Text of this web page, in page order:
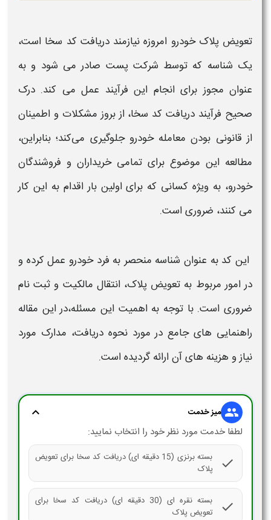
تعویض پلاک خودرو امروزه نیازمنددریافت کد سخا است،
یک شناسه که توسط شرکت پست صادر می‌ شود و به
عنوان مجوز برای انجام این فرآیند عمل می‌ کند. درک
صحیح فرآیند دریافت کد سخا، از بروز مشکلات و اطمینان
از قانونی بودن معامله خودرو جلوگیری می‌کند؛ بنابراین،
مطالعه این موضوع برای تمامی خریداران و فروشندگان
خودرو، به ویژه کسانی که برای اولین بار اقدام به این کار
می‌ کنند، ضروری است.
این کد به عنوان شناسه منحصر به‌ فرد خودرو عمل کرده و
در امور مربوط به تعویض پلاک، انتقال مالکیت و ثبت نام
ضروری است. با توجه به اهمیت این مسئله،در این مقاله
راهنمایی‌ های جامع در موردنحوه دریافت، مدارک مورد
نیاز و هزینه‌ های آن ارائه گردیده است.
group میز خدمت expand_more
لطفا خدمت مورد نظر خود را انتخاب نمایید:
check
بسته برنزی (15 دقیقه ای) دریافت کد سخا برای تعویض
پلاک
check
بسته نقره ای (30 دقیقه ای) دریافت کد سخا برای
تعویض پلاک